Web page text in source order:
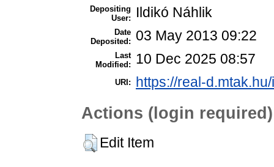
Depositing
User:
Ildikó Náhlik
Date
Deposited:
03 May 2013 09:22
Last
Modified:
10 Dec 2025 08:57
URI: https://real-
Actions (login required)
Edit Item